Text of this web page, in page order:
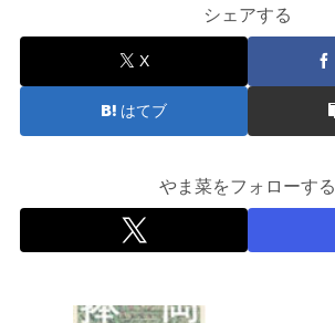
シェアする
X
はてブ
やま菜をフォローする